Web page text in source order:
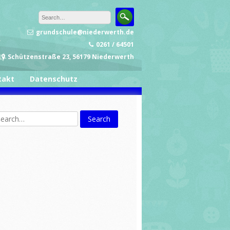
grundschule@niederwerth.de
0261 / 64501
Schützenstraße 23, 56179 Niederwerth
Datenschutz